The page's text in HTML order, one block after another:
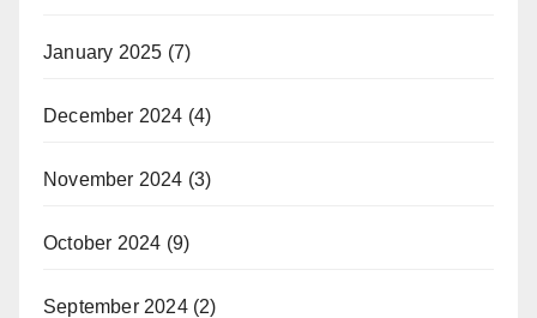
January 2025 (7)
December 2024 (4)
November 2024 (3)
October 2024 (9)
September 2024(2)